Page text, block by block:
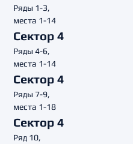
Ряды 1-3,
места 1-14
Сектор 4
Ряды 4-6,
места 1-14
Сектор 4
Ряды 7-9,
места 1-18
Сектор 4
Ряд 10,